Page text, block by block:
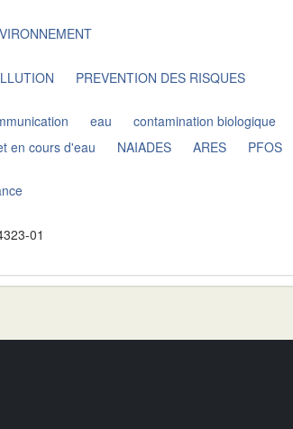
PREVENTION DES RISQUES
eau contamination biologique
en cours d'eau
NAIADES ARES PFOS
01